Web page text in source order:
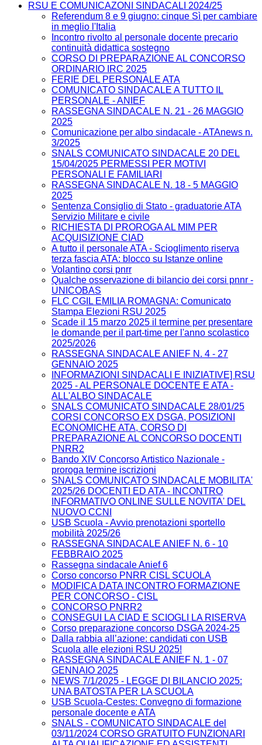
RSU E COMUNICAZONI SINDACALI 2024/25
Referendum 8 e 9 giugno: cinque Sì per cambiare
in meglio l'Italia
Incontro rivolto al personale docente precario
continuità didattica sostegno
CORSO DI PREPARAZIONE AL CONCORSO
ORDINARIO IRC 2025
FERIE DEL PERSONALE ATA
COMUNICATO SINDACALE A TUTTO IL
PERSONALE - ANIEF
RASSEGNA SINDACALE N. 21 - 26 MAGGIO
2025
Comunicazione per albo sindacale - ATAnews n.
3/2025
SNALS COMUNICATO SINDACALE 20 DEL
15/04/2025 PERMESSI PER MOTIVI
PERSONALI E FAMILIARI
RASSEGNA SINDACALE N. 18 - 5 MAGGIO
2025
Sentenza Consiglio di Stato - graduatorie ATA
Servizio Militare e civile
RICHIESTA DI PROROGA AL MIM PER
ACQUISIZIONE CIAD
A tutto il personale ATA - Scioglimento riserva
terza fascia ATA: blocco su Istanze online
Volantino corsi pnrr
Qualche osservazione di bilancio dei corsi pnnr -
UNICOBAS
FLC CGIL EMILIA ROMAGNA: Comunicato
Stampa Elezioni RSU 2025
Scade il 15 marzo 2025 il termine per presentare
le domande per il part-time per l'anno scolastico
2025/2026
RASSEGNA SINDACALE ANIEF N. 4 - 27
GENNAIO 2025
INFORMAZIONI SINDACALI E INIZIATIVE] RSU
2025 - AL PERSONALE DOCENTE E ATA -
ALL'ALBO SINDACALE
SNALS COMUNICATO SINDACALE 28/01/25
CORSI CONCORSO EX DSGA, POSIZIONI
ECONOMICHE ATA, CORSO DI
PREPARAZIONE AL CONCORSO DOCENTI
PNRR2
Bando XIV Concorso Artistico Nazionale -
proroga termine iscrizioni
SNALS COMUNICATO SINDACALE MOBILITA'
2025/26 DOCENTI ED ATA - INCONTRO
INFORMATIVO ONLINE SULLE NOVITA' DEL
NUOVO CCNI
USB Scuola - Avvio prenotazioni sportello
mobilità 2025/26
RASSEGNA SINDACALE ANIEF N. 6 - 10
FEBBRAIO 2025
Rassegna sindacale Anief 6
Corso concorso PNRR CISL SCUOLA
MODIFICA DATA INCONTRO FORMAZIONE
PER CONCORSO - CISL
CONCORSO PNRR2
CONSEGUI LA CIAD E SCIOGLI LA RISERVA
Corso preparazione concorso DSGA 2024-25
Dalla rabbia all’azione: candidati con USB
Scuola alle elezioni RSU 2025!
RASSEGNA SINDACALE ANIEF N. 1 - 07
GENNAIO 2025
NEWS 7/1/2025 - LEGGE DI BILANCIO 2025:
UNA BATOSTA PER LA SCUOLA
USB Scuola-Cestes: Convegno di formazione
personale docente e ATA
SNALS - COMUNICATO SINDACALE del
03/11/2024 CORSO GRATUITO FUNZIONARI